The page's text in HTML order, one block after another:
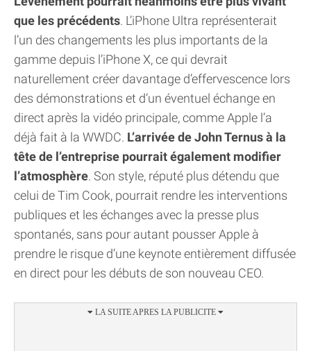
que les précédents. L’iPhone Ultra représenterait
l’un des changements les plus importants de la
gamme depuis l’iPhone X, ce qui devrait
naturellement créer davantage d’effervescence lors
des démonstrations et d’un éventuel échange en
direct après la vidéo principale, comme Apple l’a
déjà fait à la WWDC. L’arrivée de John Ternus à la
tête de l’entreprise pourrait également modifier
l’atmosphère. Son style, réputé plus détendu que
celui de Tim Cook, pourrait rendre les interventions
publiques et les échanges avec la presse plus
spontanés, sans pour autant pousser Apple à
prendre le risque d’une keynote entièrement diffusée
en direct pour les débuts de son nouveau CEO.